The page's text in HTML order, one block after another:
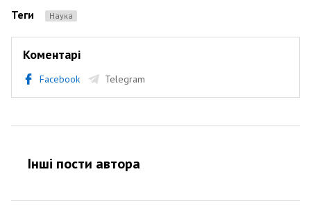
Теги Наука
Коментарі
Facebook Telegram
Інші пости автора